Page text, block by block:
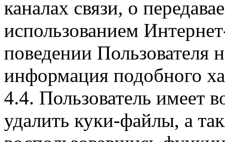
каналах связи, о
использованием
поведении Пользователя
информация подобного
4.4. Пользователь имеет
удалить куки-файлы, а